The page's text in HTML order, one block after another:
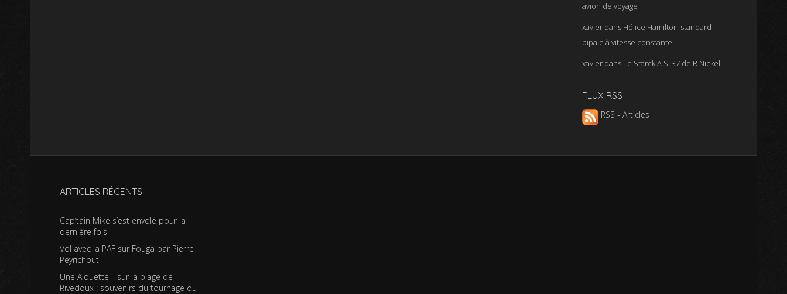
avion de voyage
xavier dans Hélice Hamilton-standard
bipale à vitesse constante
xavier dans Le Starck A.S. 37 de R.Nickel
FLUX RSS
RSS - Articles
ARTICLES RÉCENTS
Cap’tain Mike s’est envolé pour la
dernière fois
Vol avec la PAF sur Fouga par Pierre
Peyrichout
Une Alouette II sur la plage de
Rivedoux : souvenirs du tournage du